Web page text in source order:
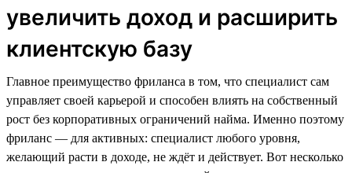
увеличить доход и расширить
клиентскую базу
Главное преимущество фриланса в том, что специалист сам
управляет своей карьерой и способен влиять на собственный
рост без корпоративных ограничений найма. Именно поэтому
фриланс — для активных: специалист любого уровня,
желающий расти в доходе, не ждёт и действует. Вот несколько